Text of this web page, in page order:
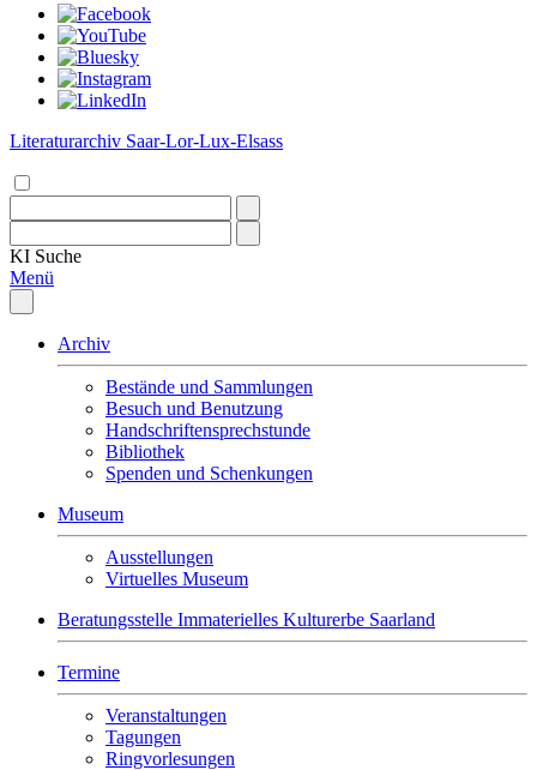
Literaturarchiv Saar-Lor-Lux-Elsass
KI Suche
Menü
Archiv
Bestände und Sammlungen
Besuch und Benutzung
Handschriftensprechstunde
Bibliothek
Spenden und Schenkungen
Museum
Ausstellungen
Virtuelles Museum
Beratungsstelle Immaterielles Kulturerbe Saarland
Termine
Veranstaltungen
Tagungen
Ringvorlesungen